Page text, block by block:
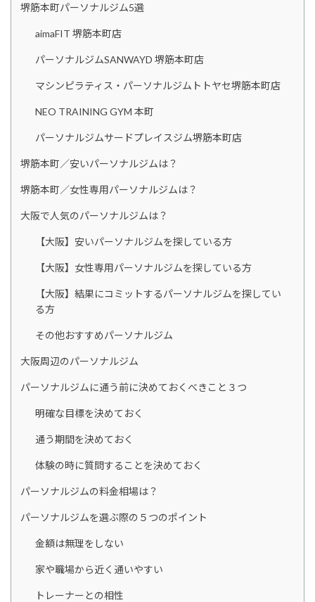
堺筋本町パーソナルジム5選
aimaFIT 堺筋本町店
パーソナルジムSANWAYD 堺筋本町店
マシンピラティス・パーソナルジムトトヤセ堺筋本町店
NEO TRAINING GYM 本町
パーソナルジムサードプレイスジム堺筋本町店
堺筋本町／安いパーソナルジムは？
堺筋本町／女性専用パーソナルジムは？
大阪で人気のパーソナルジムは？
【大阪】安いパーソナルジムを探している方
【大阪】女性専用パーソナルジムを探している方
【大阪】結果にコミットするパーソナルジムを探してい
る方
その他おすすめパーソナルジム
大阪周辺のパーソナルジム
パーソナルジムに通う前に決めておくべきこと３つ
明確な目標を決めておく
通う期間を決めておく
体験の時に質問することを決めておく
パーソナルジムの料金相場は？
パーソナルジムを選ぶ際の５つのポイント
金額は無理をしない
家や職場から近く通いやすい
トレーナーとの相性